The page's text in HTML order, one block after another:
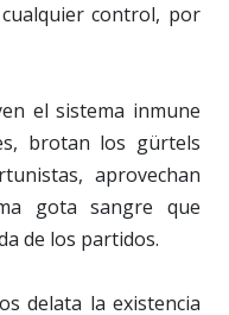
control, por
el sistema inmune
brotan los gürtels
aprovechan
gota sangre que
de los partidos.
delata la existencia